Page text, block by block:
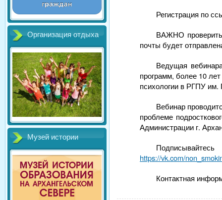
Организация отдыха
Музей истории
Регистрация по
ВАЖНО
почты будет
Ведущая
программ, более 10
психологии в РГПУ им.
Вебинар
проблеме
Администрации г.
https://vk.com/
Контактная